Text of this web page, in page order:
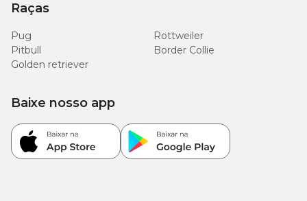
Raças
Pug
Rottweiler
Pitbull
Border Collie
Golden retriever
Baixe nosso app